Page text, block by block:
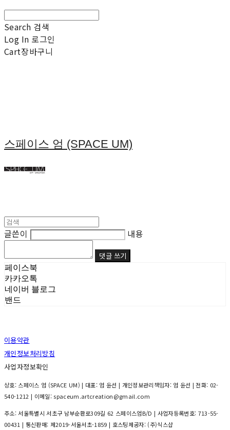
Search 검색
Log In 로그인
Cart장바구니
스페이스 엄 (SPACE UM)
글쓴이 내용
댓글 쓰기
페이스북
카카오톡
네이버 블로그
밴드
이용약관
개인정보처리방침
사업자정보확인
상호: 스페이스 엄 (SPACE UM) | 대표: 엄 윤선 | 개인정보관리책임자: 엄 윤선 | 전화: 02-
540-1212 | 이메일: spaceum.artcreation@gmail.com
주소: 서울특별시 서초구 남부순환로309길 62 스페이스엄B/D | 사업자등록번호: 713-55-
00431 | 통신판매: 제2019-서울서초-1859 | 호스팅제공자: (주)식스샵